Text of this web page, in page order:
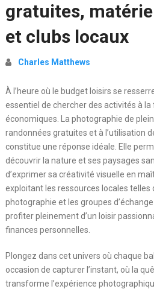
gratuites,
et clubs locaux
Charles Matthews
À l’heure où le budget loisirs se
essentiel de chercher des activités à
économiques. La photographie de
randonnées gratuites et à l’utilisation
constitue une réponse idéale. Elle
découvrir la nature et ses paysages
d’exprimer sa créativité visuelle en
exploitant les ressources locales telles
photographie et les groupes
profiter pleinement d’un loisir
finances personnelles.
Plongez dans cet univers où chaque
occasion de capturer l’instant, où la
transforme l’expérience